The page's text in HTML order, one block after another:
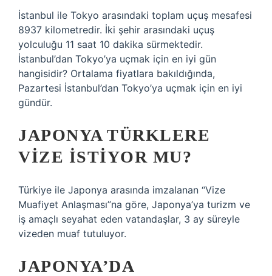
İstanbul ile Tokyo arasındaki toplam uçuş mesafesi
8937 kilometredir. İki şehir arasındaki uçuş
yolculuğu 11 saat 10 dakika sürmektedir.
İstanbul’dan Tokyo’ya uçmak için en iyi gün
hangisidir? Ortalama fiyatlara bakıldığında,
Pazartesi İstanbul’dan Tokyo’ya uçmak için en iyi
gündür.
JAPONYA TÜRKLERE
VIZE ISTIYOR MU?
Türkiye ile Japonya arasında imzalanan “Vize
Muafiyet Anlaşması”na göre, Japonya’ya turizm ve
iş amaçlı seyahat eden vatandaşlar, 3 ay süreyle
vizeden muaf tutuluyor.
JAPONYA’DA